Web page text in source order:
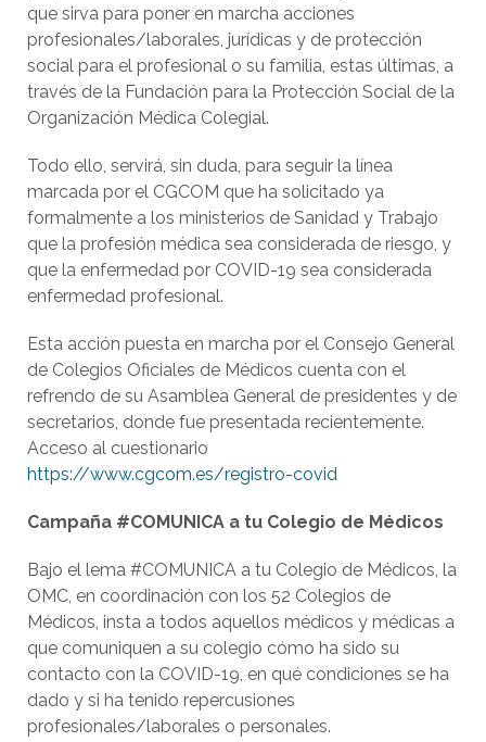
que sirva para poner en marcha acciones
profesionales/laborales, jurídicas y de protección
social para el profesional o su familia, estas últimas, a
través de la Fundación para la Protección Social de la
Organización Médica Colegial.
Todo ello, servirá, sin duda, para seguir la línea
marcada por el CGCOM que ha solicitado ya
formalmente a los ministerios de Sanidad y Trabajo
que la profesión médica sea considerada de riesgo, y
que la enfermedad por COVID-19 sea considerada
enfermedad profesional.
Esta acción puesta en marcha por el Consejo General
de Colegios Oficiales de Médicos cuenta con el
refrendo de su Asamblea General de presidentes y de
secretarios, donde fue presentada recientemente.
Acceso al cuestionario
https://www.cgcom.es/registro-covid
Campaña #COMUNICA a tu Colegio de Médicos
Bajo el lema #COMUNICA a tu Colegio de Médicos, la
OMC, en coordinación con los 52 Colegios de
Médicos, insta a todos aquellos médicos y médicas a
que comuniquen a su colegio cómo ha sido su
contacto con la COVID-19, en qué condiciones se ha
dado y si ha tenido repercusiones
profesionales/laborales o personales.